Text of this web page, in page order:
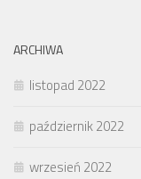
ARCHIWA
listopad 2022
październik 2022
wrzesień 2022